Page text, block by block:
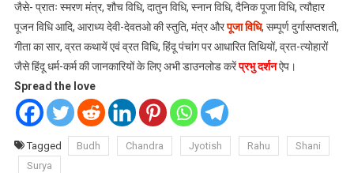
जैसे- प्रातः स्मरण मंत्र, शौच विधि, दातुन विधि, स्नान विधि, दैनिक पूजा विधि, त्यौहार
पूजन विधि आदि, आराध्य देवी-देवतओ की स्तुति, मंत्र औरपूजा विधि, सम्पूर्ण दुर्गासप्तशती,
गीता का सार, व्रत कथायें एवं व्रत विधि, हिंदू पंचांग पर आधारित तिथियों, व्रत-त्योहारों
जैसे हिंदू धर्म-कर्म की जानकारियों के लिए अभी डाउनलोड करेंप्रभु दर्शनऐप।
Spread the love
Tagged Budh Chandra Jyotish Rahu
Shani
Surya